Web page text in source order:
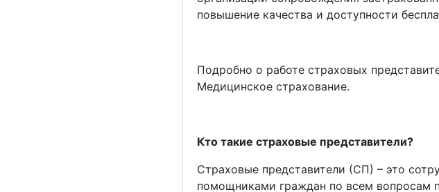
повышение качества и доступности
Подробно о работе страховых
Медицинское страхование.
Кто такие страховые представители?
Страховые представители (СП) – это
помощниками граждан по всем вопросам